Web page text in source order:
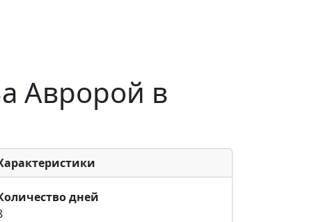
Авророй в
дней